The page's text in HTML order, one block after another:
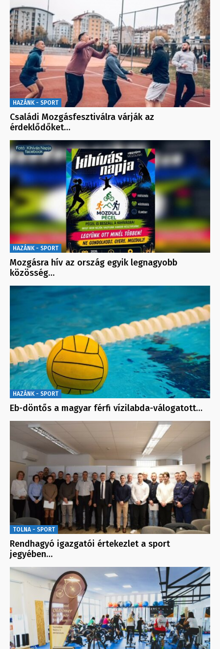
HAZÁNK - SPORT
Családi Mozgásfesztiválra várják az
érdeklődőket…
HAZÁNK - SPORT
Mozgásra hív az ország egyik legnagyobb
közösség…
HAZÁNK - SPORT
Eb-döntős a magyar férfi vízilabda-válogatott…
TOLNA - SPORT
Rendhagyó igazgatói értekezlet a sport
jegyében…